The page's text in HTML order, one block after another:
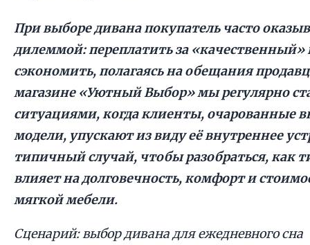
При выборе дивана покупатель часто
дилеммой: переплатить за
сэкономить, полагаясь на обещания
магазине «Уютный Выбор» мы регулярно
ситуациями, когда клиенты, очарованные
модели, упускают из виду её внутреннее
типичный случай, чтобы разобраться, как
влияет на долговечность, комфорт и
мягкой мебели.
Сценарий: выбор дивана для ежедневного сна